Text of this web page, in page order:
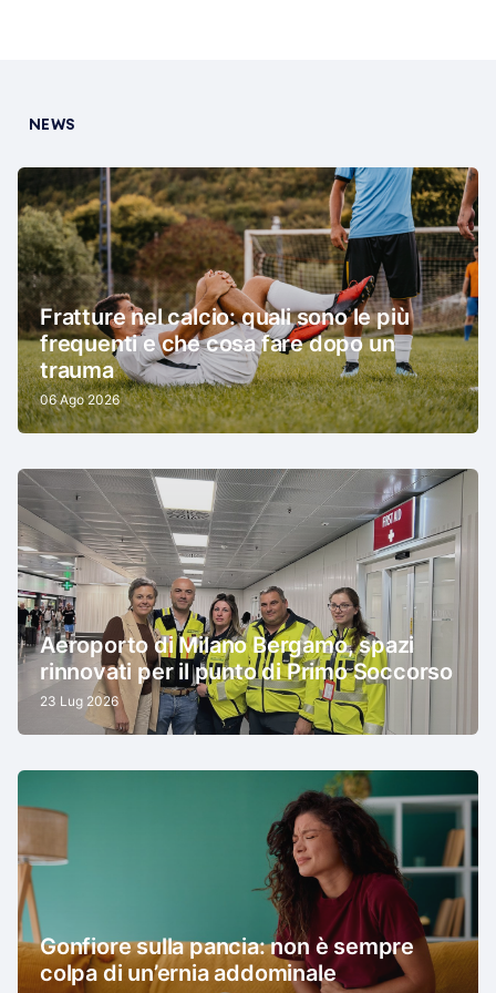
NEWS
Fratture nel calcio: quali sono le più
frequenti e che cosa fare dopo un
trauma
06 Ago 2026
Aeroporto di Milano Bergamo, spazi
rinnovati per il punto di Primo Soccorso
23 Lug 2026
Gonfiore sulla pancia: non è sempre
colpa di un’ernia addominale